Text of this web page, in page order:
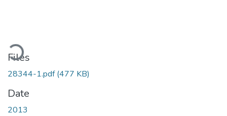
Files
28344-1.pdf(477 KB)
Date
2013